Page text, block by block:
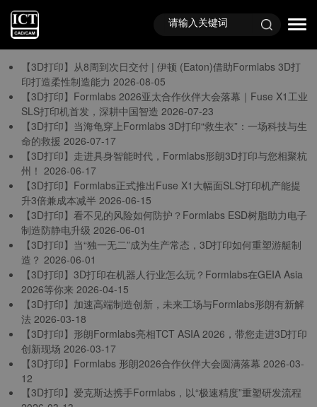
与“Formlabs资讯”
首页TAG标签
【3D打印】从8周到次日交付 | 伊顿 (Eaton)借助Formlabs 3D打
印打造柔性制造能力 2026-08-05
【3D打印】Formlabs 2026亚太合作伙伴大会落幕｜Fuse X1工业
SLS打印机首发，深耕中国智造 2026-07-23
【3D打印】当海龟穿上Formlabs 3D打印“救生衣”：一场科技与生
命的救援 2026-07-17
【3D打印】走进具身智能时代，Formlabs形朗3D打印与您相聚杭
州！ 2026-06-17
【3D打印】Formlabs正式推出Fuse X1大幅面SLS打印机产能提
升3倍兼成本减半 2026-06-15
【3D打印】看不见的风险如何防护？Formlabs ESD树脂助力电子
制造防静电升级 2026-06-01
【3D打印】当“独一无二”成为生产常态，3D打印如何重塑游艇制
造？ 2026-06-01
【3D打印】3D打印在机器人行业怎么玩？Formlabs在GEIA Asia
2026等你来 2026-04-15
【3D打印】加速高端制造创新，未来工场与Formlabs形朗有新解
法 2026-03-18
【3D打印】形朗Formlabs亮相TCT ASIA 2026，带您走进3D打印
创新现场 2026-03-17
【3D打印】Formlabs 形朗2026合作伙伴大会圆满落幕 2026-03-
12
【3D打印】爱克斯达携手Formlabs，以“极速精度”重塑研发流程